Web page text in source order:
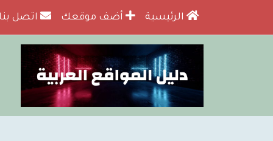
الرئيسية أضف موقعك اتصل بنا